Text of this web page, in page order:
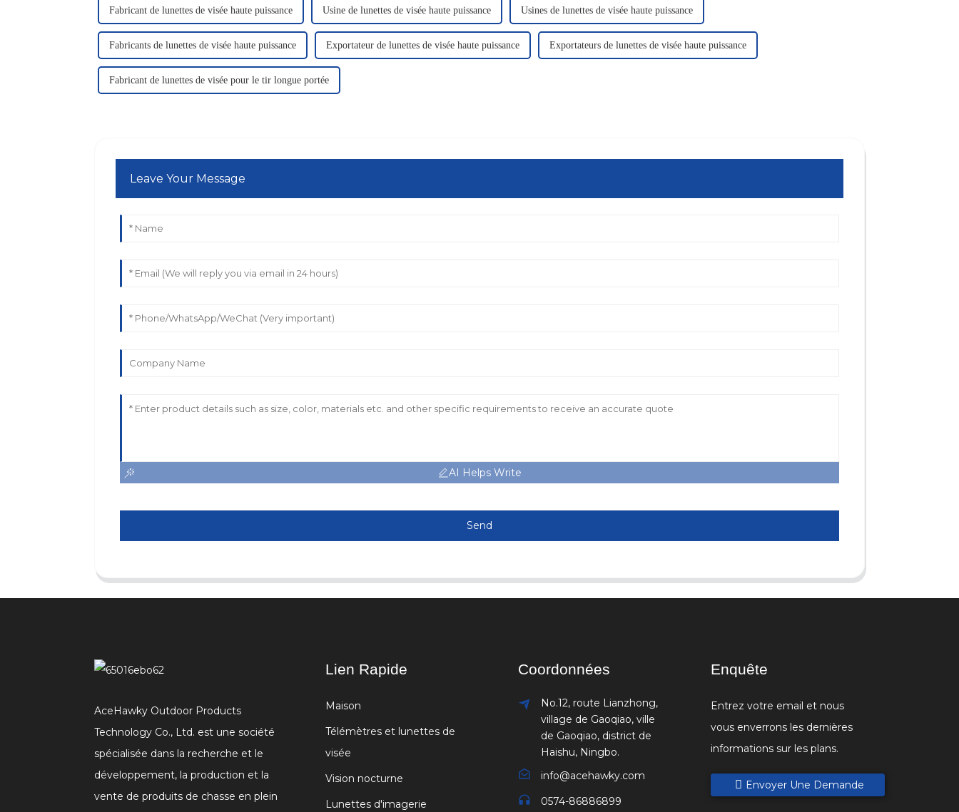
Fabricant de lunettes de visée haute puissance Usine de lunettes de visée haute puissance Usines de lunettes de visée haute puissance
Fabricants de lunettes de visée haute puissance Exportateur de lunettes de visée haute puissance Exportateurs de lunettes de visée haute puissance
Fabricant de lunettes de visée pour le tir longue portée
Leave Your Message
AI Helps Write
Send
AceHawky Outdoor Products
Technology Co., Ltd. est une société
spécialisée dans la recherche et le
développement, la production et la
vente de produits de chasse en plein
Lien Rapide
Maison
Télémètres et lunettes de
visée
Vision nocturne
Lunettes d'imagerie
Coordonnées
No.12, route Lianzhong,
village de Gaoqiao, ville
de Gaoqiao, district de
Haishu, Ningbo.
info@acehawky.com
0574-86886899
Enquête
Entrez votre email et nous
vous enverrons les dernières
informations sur les plans.
Envoyer Une Demande